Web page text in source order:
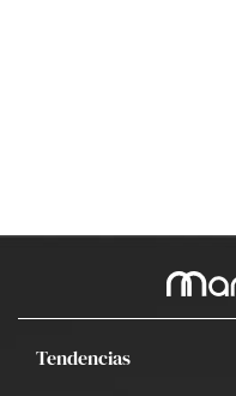
Tendencias